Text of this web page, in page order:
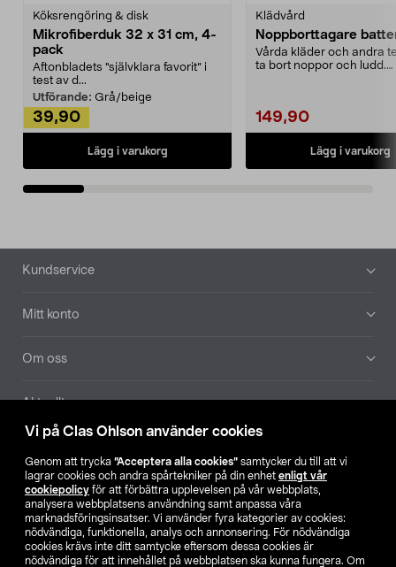
Vi på Clas Ohlson använder cookies
Genom att trycka ”Acceptera alla cookies” samtycker du till att vi
lagrar cookies och andra spårtekniker på din enhet enligt vår
cookiepolicy för att förbättra upplevelsen på vår webbplats,
analysera webbplatsens användning samt anpassa våra
marknadsföringsinsatser. Vi använder fyra kategorier av cookies:
nödvändiga, funktionella, analys och annonsering. För nödvändiga
cookies krävs inte ditt samtycke eftersom dessa cookies är
nödvändiga för att innehållet på webbplatsen ska kunna fungera. Om
Köksrengöring & disk
Mikrofiberduk 32 x 31 cm, 4-
pack
Aftonbladets "självklara favorit” i
test av d...
Utförande: Grå/beige
39,90
Lägg i varukorg
Klädvård
Noppborttagare
Vårda kläder och andra
ta bort noppor och ludd.
149,90
Lägg i varukorg
Sidfot
Kundservice
Mitt konto
Om oss
Aktuellt
Hitta butik
SE NO FI